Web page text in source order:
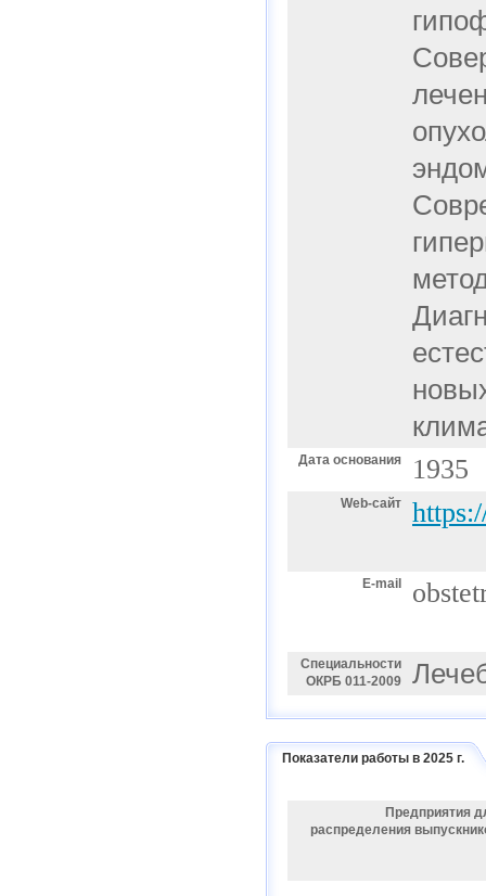
Дата основания 1935
Web-сайт
E-mail
Специальности
ОКРБ 011-2009
Показатели работы в 2025 г.
Предприятия
распределения